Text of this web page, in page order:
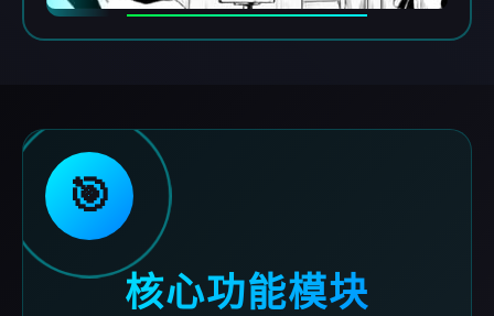
🎯
核心功能模块